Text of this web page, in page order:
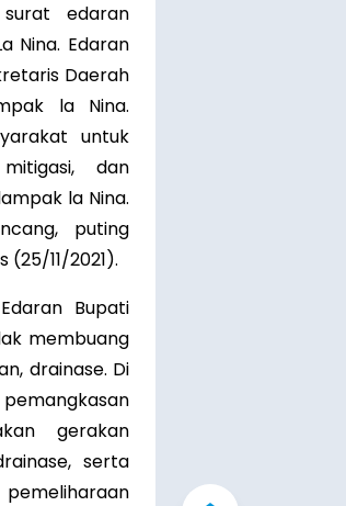
edaran
Nina. Edaran
Daerah
la Nina.
untuk
dan
la Nina.
puting
11/2021).
Bupati
membuang
drainase. Di
gerakan
serta